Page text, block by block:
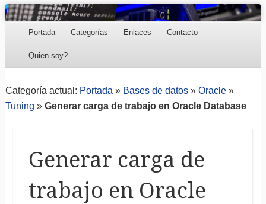
Menu
Skip to content
Portada Categorías Enlaces Contacto
Quien soy?
Categoría actual: Portada » Bases de datos» Oracle»
Tuning » Generar carga de trabajo en Oracle Database
Generar carga de
trabajo en Oracle